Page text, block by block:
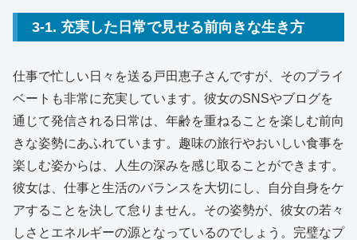
3-1. 充実した日常で見せる前向きな生き方
仕事で忙しい日々を送る戸田恵子さんですが、そのプライ
ベートも非常に充実しています。彼女のSNSやブログを
通じて発信される日常は、年齢を重ねることを楽しむ前向
きな姿勢にあふれています。趣味の旅行やおいしい食事を
楽しむ姿からは、人生の深みを感じ取ることができます。
彼女は、仕事と生活のバランスを大切にし、自分自身をケ
アすることを決して怠りません。その姿勢が、彼女の若々
しさとエネルギーの源となっているのでしょう。完璧なプ